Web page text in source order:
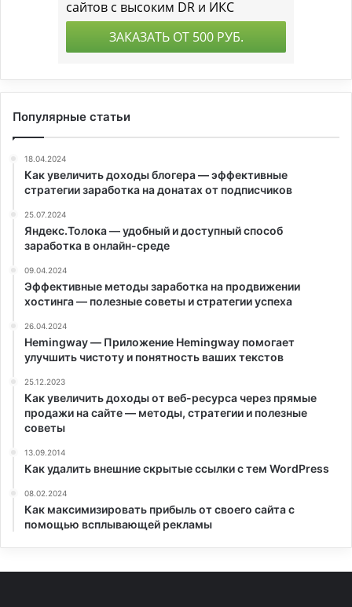
Популярные статьи
18.04.2024
Как увеличить доходы блогера — эффективные
стратегии заработка на донатах от подписчиков
25.07.2024
Яндекс.Толока — удобный и доступный способ
заработка в онлайн-среде
09.04.2024
Эффективные методы заработка на продвижении
хостинга — полезные советы и стратегии успеха
26.04.2024
Hemingway — Приложение Hemingway помогает
улучшить чистоту и понятность ваших текстов
25.12.2023
Как увеличить доходы от веб-ресурса через прямые
продажи на сайте — методы, стратегии и полезные
советы
13.09.2014
Как удалить внешние скрытые ссылки с тем WordPress
08.02.2024
Как максимизировать прибыль от своего сайта с
помощью всплывающей рекламы